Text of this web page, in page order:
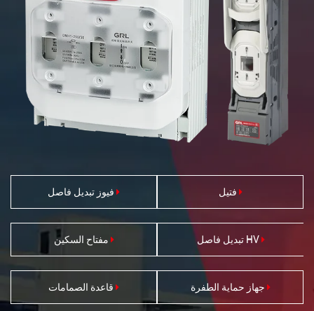
فتيل فيوز تبديل فاصل
HV تبديل فاصل مفتاح السكين
جهاز حماية الطفرة قاعدة الصمامات